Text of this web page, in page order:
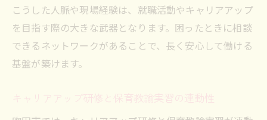
こうした人脈や現場経験は、就職活動やキャリアアップ
を目指す際の大きな武器となります。困ったときに相談
できるネットワークがあることで、長く安心して働ける
基盤が築けます。
キャリアアップ研修と保育教諭実習の連動性